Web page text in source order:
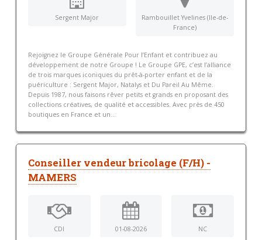
Sergent Major
Rambouillet Yvelines (Ile-de-
France)
Rejoignez le Groupe Générale Pour l’Enfant et contribuez au
développement de notre Groupe ! Le Groupe GPE, c’est l’alliance
de trois marques iconiques du prêt-à-porter enfant et de la
puériculture : Sergent Major, Natalys et Du Pareil Au Même.
Depuis 1987, nous faisons rêver petits et grands en proposant des
collections créatives, de qualité et accessibles. Avec près de 450
boutiques en France et un...
Conseiller vendeur bricolage (F/H) -
MAMERS
CDI 01-08-2026 NC